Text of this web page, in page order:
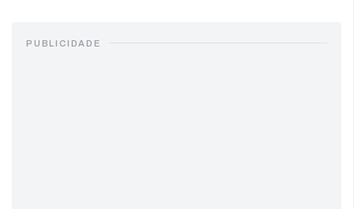
PUBLICIDADE